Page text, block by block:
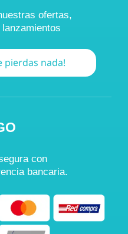
ofertas,
pierdas nada!
con
bancaria.